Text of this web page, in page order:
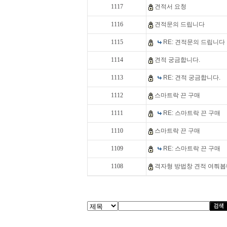
1117 견적서 요청
1116 견적문의 드립니다
1115 RE: 견적문의 드립니다
1114 견적 궁금합니다.
1113 RE: 견적 궁금합니다.
1112 스마트락 끈 구매
1111 RE: 스마트락 끈 구매
1110 스마트락 끈 구매
1109 RE: 스마트락 끈 구매
1108 격자형 방법창 견적 여쭤